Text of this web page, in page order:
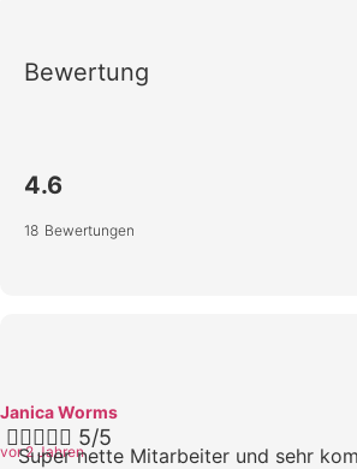
Bewertung
4.6
18 Bewertungen
Janica Worms
vor 2 Jahren
 5/5
Super nette Mitarbeiter und sehr